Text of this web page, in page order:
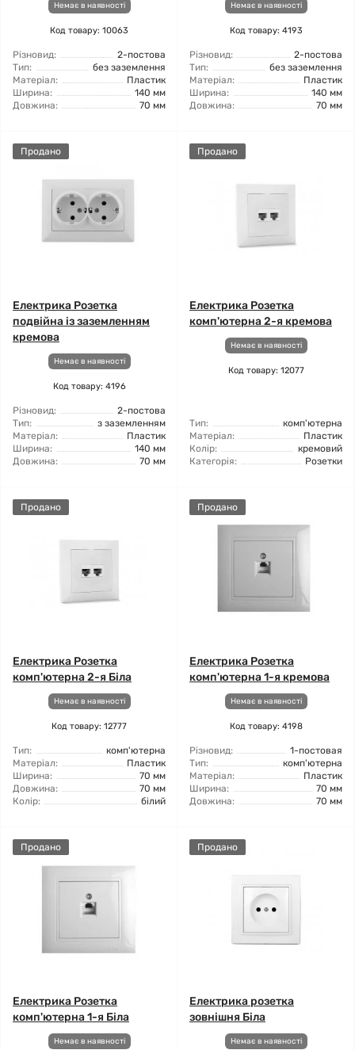
Немає в наявності
Код товару: 10063
Різновид:
2-постова
Тип:
без заземлення
Матеріал:
Пластик
Ширина:
140 мм
Довжина:
70 мм
Немає в наявності
Код товару: 4193
Різновид:
2-постова
Тип:
без заземлення
Матеріал:
Пластик
Ширина:
140 мм
Довжина:
70 мм
Продано
Електрика Розетка
подвійна із заземленням
кремова
Немає в наявності
Код товару: 4196
Різновид:
2-постова
Тип:
з заземленням
Матеріал:
Пластик
Ширина:
140 мм
Довжина:
70 мм
Продано
Електрика Розетка
комп'ютерна 2-я кремова
Немає в наявності
Код товару: 12077
Тип:
комп'ютерна
Матеріал:
Пластик
Колір:
кремовий
Категорія:
Розетки
Продано
Електрика Розетка
комп'ютерна 2-я Біла
Немає в наявності
Код товару: 12777
Тип:
комп'ютерна
Матеріал:
Пластик
Ширина:
70 мм
Довжина:
70 мм
Колір:
білий
Продано
Електрика Розетка
комп'ютерна 1-я кремова
Немає в наявності
Код товару: 4198
Різновид:
1-постовая
Тип:
комп'ютерна
Матеріал:
Пластик
Ширина:
70 мм
Довжина:
70 мм
Продано
Електрика Розетка
комп'ютерна 1-я Біла
Немає в наявності
Продано
Електрика розетка
зовнішня Біла
Немає в наявності